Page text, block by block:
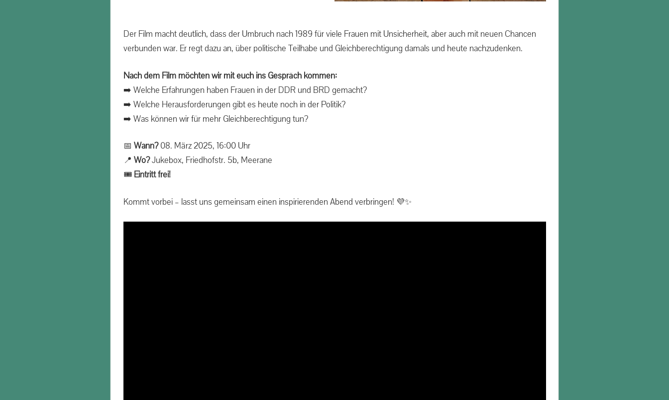
Der Film macht deutlich, dass der Umbruch nach 1989 für viele Frauen mit Unsicherheit, aber auch mit neuen Chancen
verbunden war. Er regt dazu an, über politische Teilhabe und Gleichberechtigung damals und heute nachzudenken.
Nach dem Film möchten wir mit euch ins Gespräch kommen:
➡️ Welche Erfahrungen haben Frauen in der DDR und BRD gemacht?
➡️ Welche Herausforderungen gibt es heute noch in der Politik?
➡️ Was können wir für mehr Gleichberechtigung tun?
📅 Wann?08. März 2025, 16:00 Uhr
📍 Wo?Jukebox, Friedhofstr. 5b, Meerane
🎟 Eintritt frei!
Kommt vorbei – lasst uns gemeinsam einen inspirierenden Abend verbringen! 💜✨